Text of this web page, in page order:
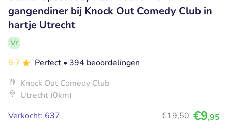
gangendiner bij Knock Out Comedy Club in
hartje Utrecht
Vr
9.7
Perfect • 394 beoordelingen
Knock Out Comedy Club
Utrecht (0km)
Verkocht: 637
€19,50 €9,95